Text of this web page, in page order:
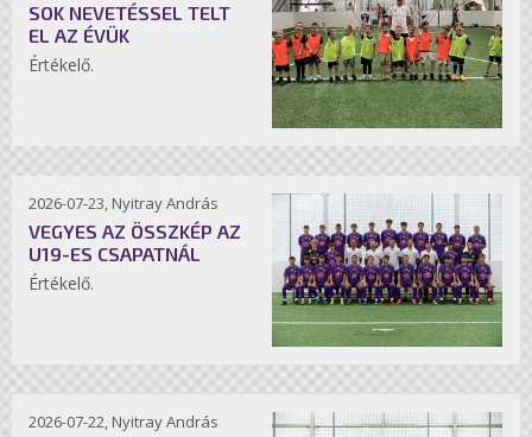
SOK NEVETÉSSEL TELT
EL AZ ÉVÜK
Értékelő.
2026-07-23, Nyitray András
VEGYES AZ ÖSSZKÉP AZ
U19-ES CSAPATNÁL
Értékelő.
2026-07-22, Nyitray András